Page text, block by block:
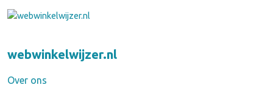
webwinkelwijzer.nl
Over ons